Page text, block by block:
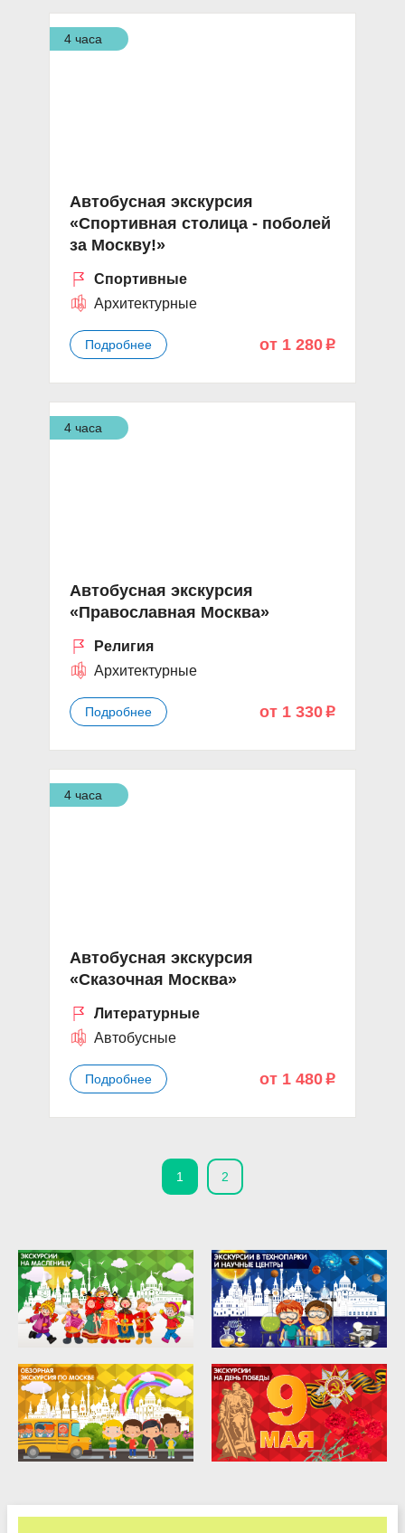
4 часа
Автобусная экскурсия
«Спортивная столица - поболей
за Москву!»
Спортивные
Архитектурные
Подробнее от 1 280 p
4 часа
Автобусная экскурсия
«Православная Москва»
Религия
Архитектурные
Подробнее от 1 330 p
4 часа
Автобусная экскурсия
«Сказочная Москва»
Литературные
Автобусные
Подробнее от 1 480 p
1 2